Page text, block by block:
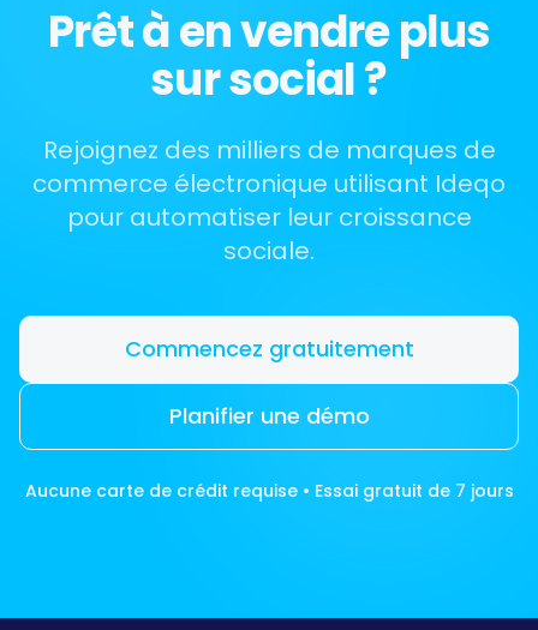
Prêt à en vendre plus
sur social ?
Rejoignez des milliers de marques de
commerce électronique utilisant Ideqo
pour automatiser leur croissance
sociale.
Commencez gratuitement
Planifier une démo
Aucune carte de crédit requise • Essai gratuit de 7 jours